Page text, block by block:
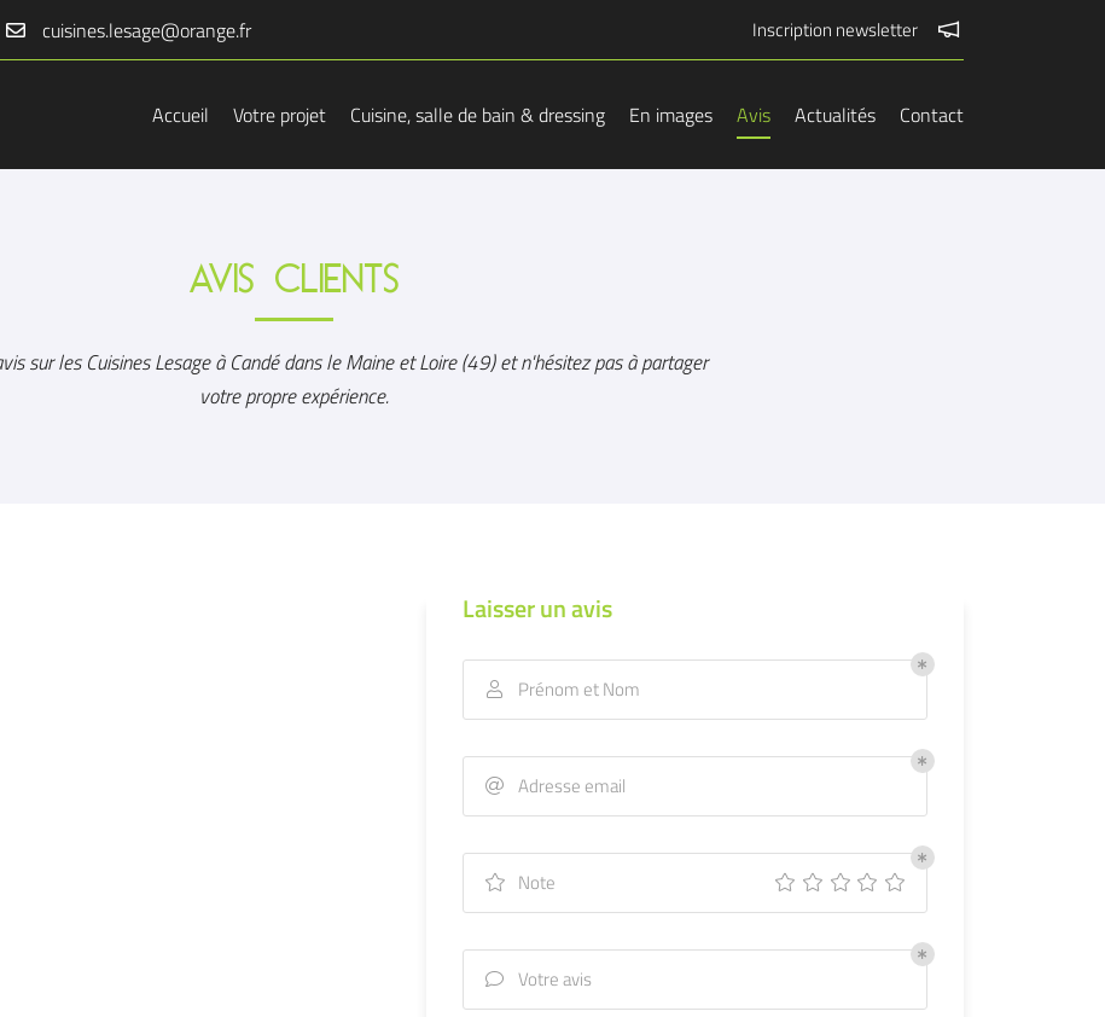
Inscription newsletter
Accueil Votre projet Cuisine, salle de bain & dressing En images Avis Actualités Contact
AVIS CLIENTS
sur les Cuisines Lesage à Candé dans le Maine et Loire (49) et n'hésitez pas à partager
votre propre expérience.
Laisser un avis
 Prénom et Nom
 Adresse email
 Note
 Votre avis